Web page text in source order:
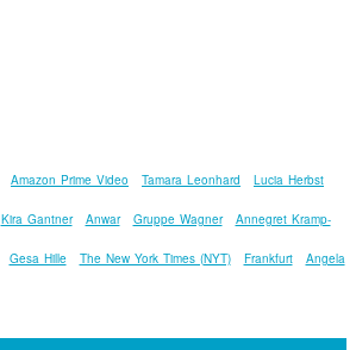
Amazon Prime Video Tamara Leonhard Lucia Herbst
Kira Gantner Anwar Gruppe Wagner Annegret Kramp-
Gesa Hille The New York Times (NYT) Frankfurt Angela